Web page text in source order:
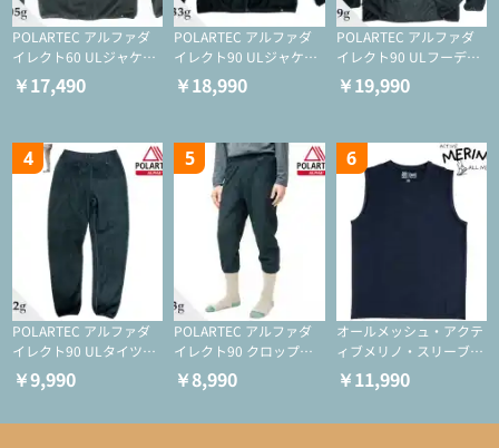
POLARTEC アルファダ
イレクト60 ULジャケッ
ト（登山/ミドルレイヤ
ー/化繊ジャケット）
￥17,490
POLARTEC アルファダ
イレクト90 ULジャケッ
ト（アクティブインサレ
ーション/ミドルレイヤ
￥18,990
POLARTEC アルファダ
イレクト90 ULフーディ
（アクティブインサレー
ション/ミドルレイヤー/
￥19,990
4
POLARTEC アルファダ
イレクト90 ULタイツ
（アクティブインサレー
ション/テント泊用パジ
￥9,990
5
POLARTEC アルファダ
イレクト90 クロップド
ULタイツ（アクティブ
インサレーション/テン
￥8,990
6
オールメッシュ・アクテ
ィブメリノ・スリーブレ
ス
￥11,990